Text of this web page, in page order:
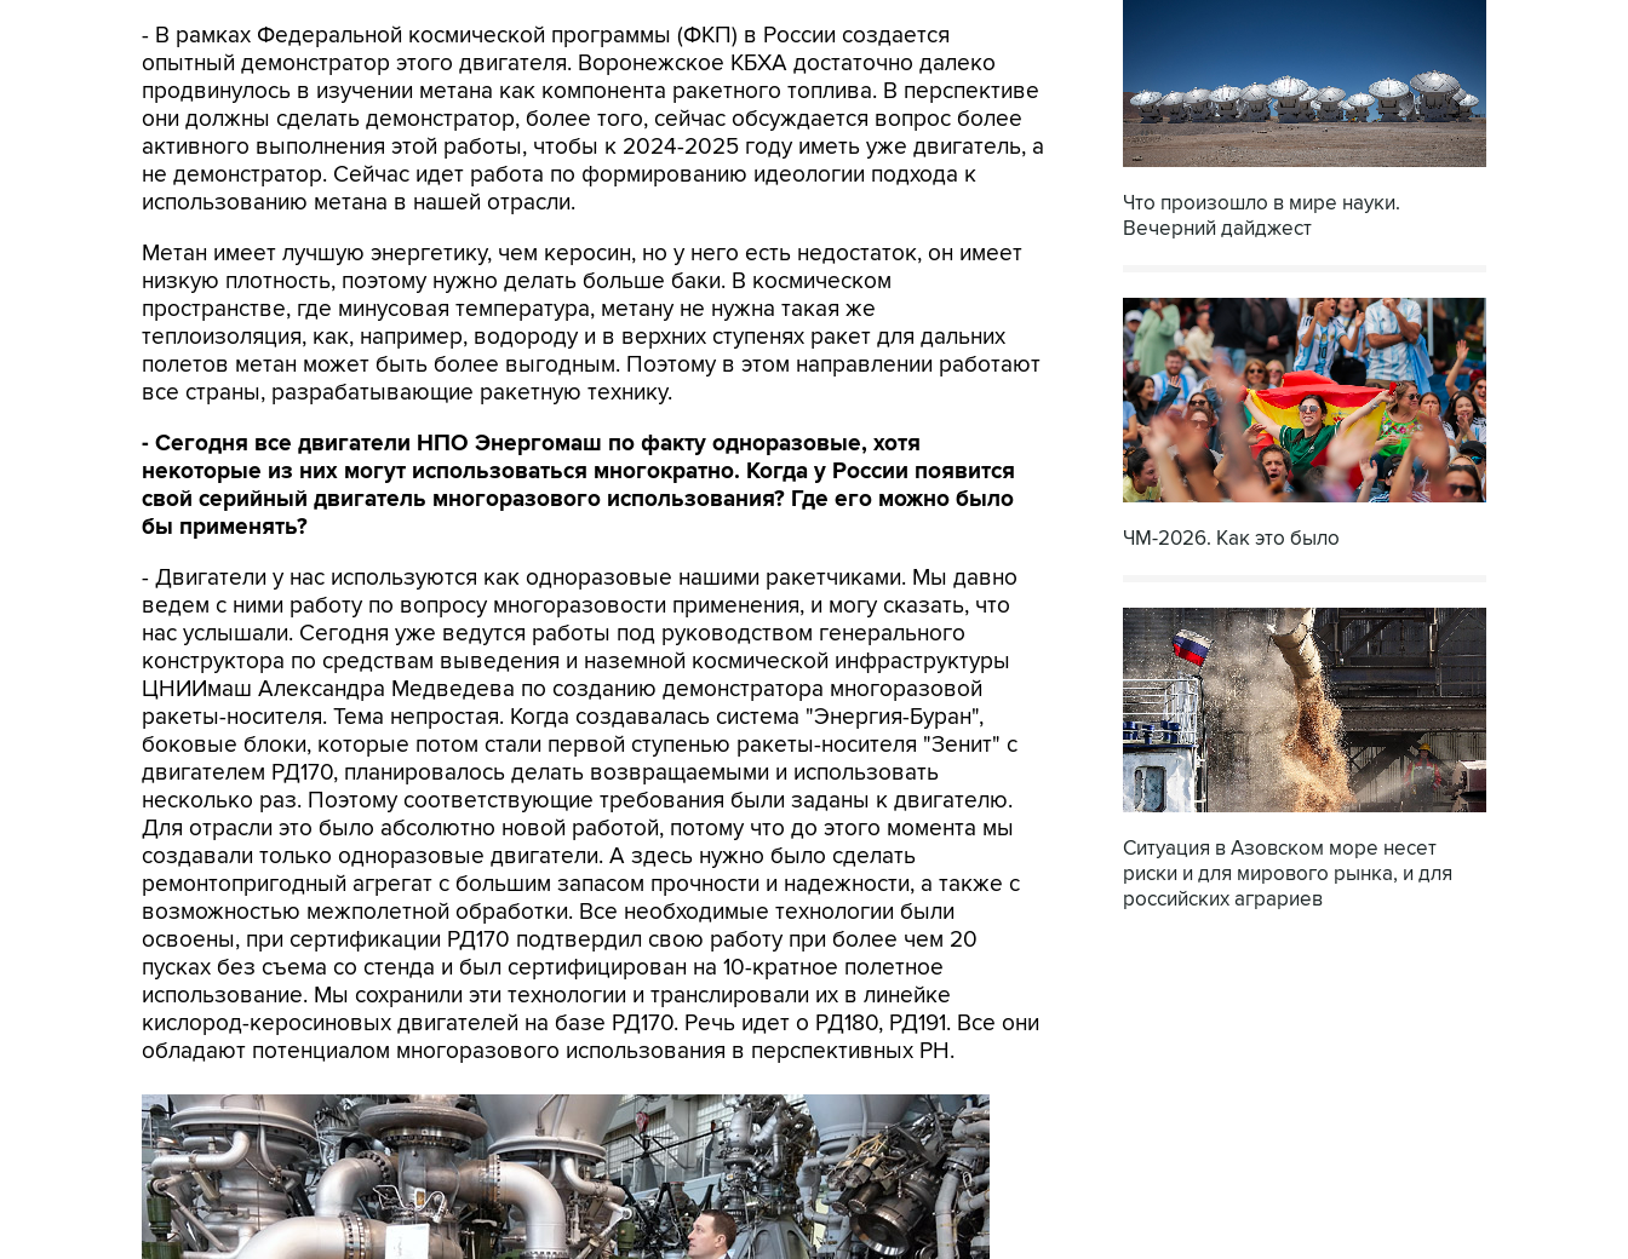
- В рамках Федеральной космической программы (ФКП) в России создается
опытный демонстратор этого двигателя. Воронежское КБХА достаточно далеко
продвинулось в изучении метана как компонента ракетного топлива. В перспективе
они должны сделать демонстратор, более того, сейчас обсуждается вопрос более
активного выполнения этой работы, чтобы к 2024-2025 году иметь уже двигатель, а
не демонстратор. Сейчас идет работа по формированию идеологии подхода к
использованию метана в нашей отрасли.
Метан имеет лучшую энергетику, чем керосин, но у него есть недостаток, он имеет
низкую плотность, поэтому нужно делать больше баки. В космическом
пространстве, где минусовая температура, метану не нужна такая же
теплоизоляция, как, например, водороду и в верхних ступенях ракет для дальних
полетов метан может быть более выгодным. Поэтому в этом направлении работают
все страны, разрабатывающие ракетную технику.
- Сегодня все двигатели НПО Энергомаш по факту одноразовые, хотя
некоторые из них могут использоваться многократно. Когда у России появится
свой серийный двигатель многоразового использования? Где его можно было
бы применять?
- Двигатели у нас используются как одноразовые нашими ракетчиками. Мы давно
ведем с ними работу по вопросу многоразовости применения, и могу сказать, что
нас услышали. Сегодня уже ведутся работы под руководством генерального
конструктора по средствам выведения и наземной космической инфраструктуры
ЦНИИмаш Александра Медведева по созданию демонстратора многоразовой
ракеты-носителя. Тема непростая. Когда создавалась система "Энергия-Буран",
боковые блоки, которые потом стали первой ступенью ракеты-носителя "Зенит" с
двигателем РД170, планировалось делать возвращаемыми и использовать
несколько раз. Поэтому соответствующие требования были заданы к двигателю.
Для отрасли это было абсолютно новой работой, потому что до этого момента мы
создавали только одноразовые двигатели. А здесь нужно было сделать
ремонтопригодный агрегат с большим запасом прочности и надежности, а также с
возможностью межполетной обработки. Все необходимые технологии были
освоены, при сертификации РД170 подтвердил свою работу при более чем 20
пусках без съема со стенда и был сертифицирован на 10-кратное полетное
использование. Мы сохранили эти технологии и транслировали их в линейке
кислород-керосиновых двигателей на базе РД170. Речь идет о РД180, РД191. Все они
обладают потенциалом многоразового использования в перспективных РН.
Что произошло в мире науки.
Вечерний дайджест
ЧМ-2026. Как это было
Ситуация в Азовском море несет
риски и для мирового рынка, и для
российских аграриев